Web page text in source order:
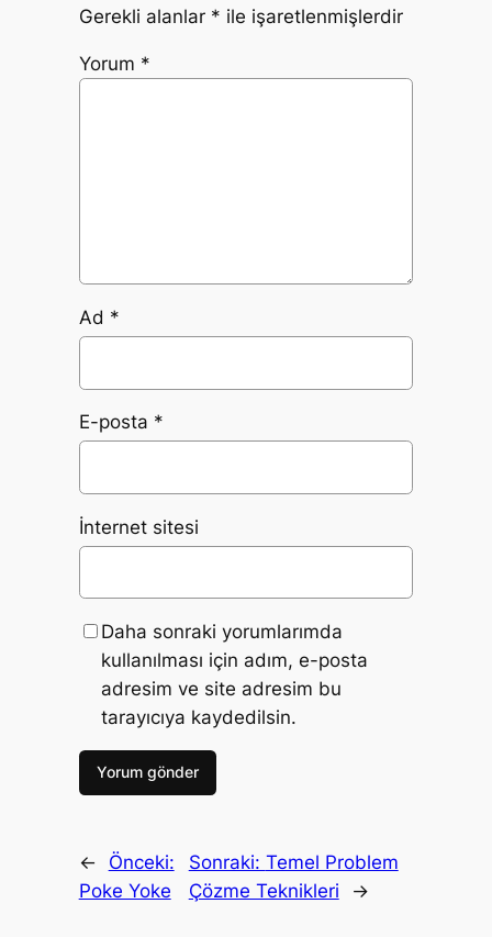
Gerekli alanlar * ile işaretlenmişlerdir
Yorum *
Ad *
E-posta *
İnternet sitesi
Daha sonraki yorumlarımda
kullanılması için adım, e-posta
adresim ve site adresim bu
tarayıcıya kaydedilsin.
←
Önceki:
Poke Yoke
Sonraki: Temel Problem
Çözme Teknikleri
→